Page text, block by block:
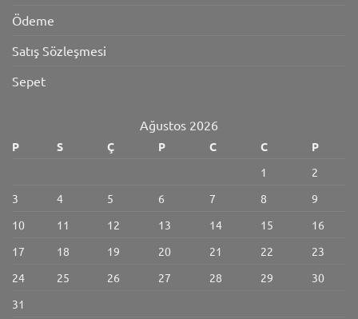
Ödeme
Satış Sözleşmesi
Sepet
Ağustos 2026
P S Ç P C C
P
1
2
3
4 5 6 7 8
9
10
11 12 13 14 15
16
17
18 19 20 21 22
23
24
25 26 27 28 29
30
31